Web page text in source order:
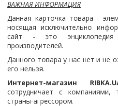
ВАЖНАЯ ИНФОРМАЦИЯ
Данная карточка товара -
носящая исключительно
сайт - это энциклопедия
производителей.
Данного товара у нас нет и не
его нельзя.
Интернет-магазин RIBKA.
сотрудничает с
страны-агрессором.